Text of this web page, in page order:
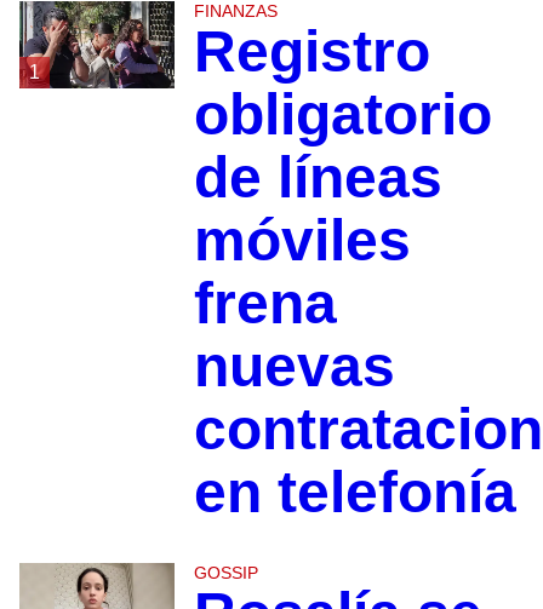
1
FINANZAS
Registro
obligatorio
de líneas
móviles
frena
nuevas
en telefonía
GOSSIP